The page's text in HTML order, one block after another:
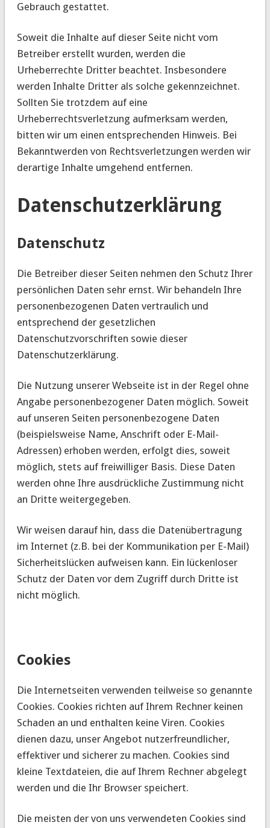
Gebrauch gestattet.
Soweit die Inhalte auf dieser Seite nicht vom
Betreiber erstellt wurden, werden die
Urheberrechte Dritter beachtet. Insbesondere
werden Inhalte Dritter als solche gekennzeichnet.
Sollten Sie trotzdem auf eine
Urheberrechtsverletzung aufmerksam werden,
bitten wir um einen entsprechenden Hinweis. Bei
Bekanntwerden von Rechtsverletzungen werden wir
derartige Inhalte umgehend entfernen.
Datenschutzerklärung
Datenschutz
Die Betreiber dieser Seiten nehmen den Schutz Ihrer
persönlichen Daten sehr ernst. Wir behandeln Ihre
personenbezogenen Daten vertraulich und
entsprechend der gesetzlichen
Datenschutzvorschriften sowie dieser
Datenschutzerklärung.
Die Nutzung unserer Webseite ist in der Regel ohne
Angabe personenbezogener Daten möglich. Soweit
auf unseren Seiten personenbezogene Daten
(beispielsweise Name, Anschrift oder E-Mail-
Adressen) erhoben werden, erfolgt dies, soweit
möglich, stets auf freiwilliger Basis. Diese Daten
werden ohne Ihre ausdrückliche Zustimmung nicht
an Dritte weitergegeben.
Wir weisen darauf hin, dass die Datenübertragung
im Internet (z.B. bei der Kommunikation per E-Mail)
Sicherheitslücken aufweisen kann. Ein lückenloser
Schutz der Daten vor dem Zugriff durch Dritte ist
nicht möglich.
Cookies
Die Internetseiten verwenden teilweise so genannte
Cookies. Cookies richten auf Ihrem Rechner keinen
Schaden an und enthalten keine Viren. Cookies
dienen dazu, unser Angebot nutzerfreundlicher,
effektiver und sicherer zu machen. Cookies sind
kleine Textdateien, die auf Ihrem Rechner abgelegt
werden und die Ihr Browser speichert.
Die meisten der von uns verwendeten Cookies sind